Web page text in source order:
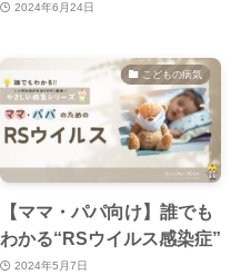
2024年6月24日
こどもの病気
【ママ・パパ向け】誰でも
わかる“RSウイルス感染症”
2024年5月7日